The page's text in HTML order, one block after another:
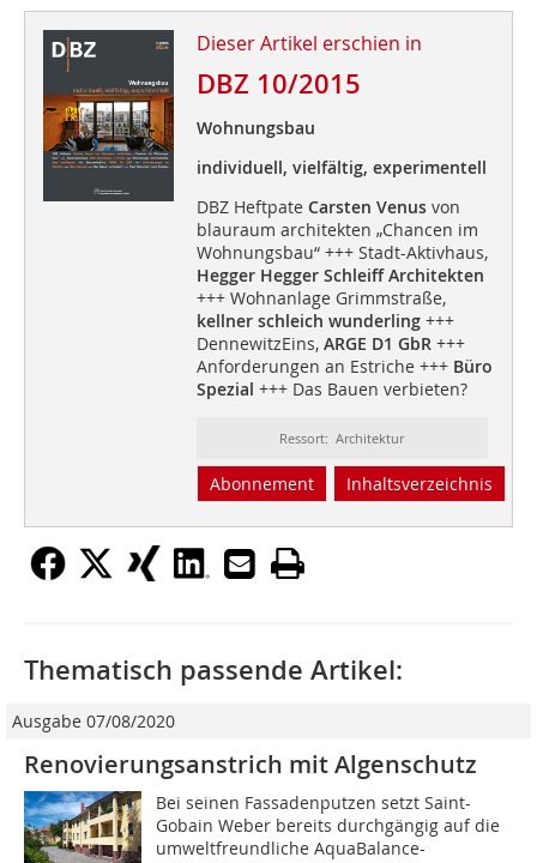
Dieser Artikel erschien in
DBZ 10/2015
Wohnungsbau
individuell, vielfältig, experimentell
DBZ Heftpate Carsten Venusvon
blauraum architekten „Chancen im
Wohnungsbau“ +++ Stadt-Aktivhaus,
Hegger Hegger Schleiff Architekten
+++ Wohnanlage Grimmstraße,
kellner schleich wunderling+++
DennewitzEins, ARGE D1 GbR+++
Anforderungen an Estriche +++ Büro
Spezial +++ Das Bauen verbieten?
Ressort: Architektur
Abonnement Inhaltsverzeichnis
Thematisch passende Artikel:
Ausgabe 07/08/2020
Renovierungsanstrich mit Algenschutz
Bei seinen Fassadenputzen setzt Saint-
Gobain Weber bereits durchgängig auf die
umweltfreundliche AquaBalance-